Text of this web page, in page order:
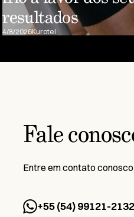
resultados
4/8/2026Kurotel
Fale
Entre em contato
+55 (54) 99121-2132